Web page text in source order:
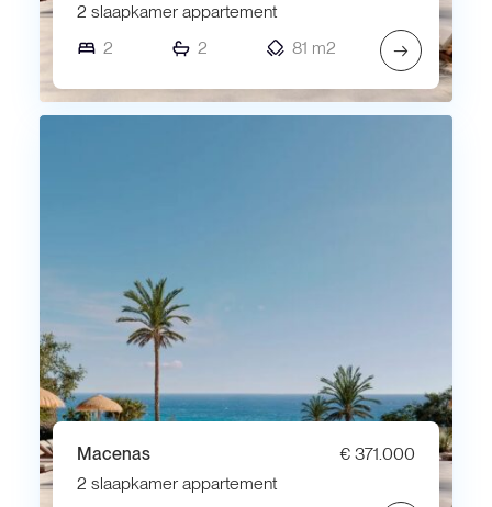
2 slaapkamer appartement
2
2 81 m2 →
Macenas
€ 371.000
2 slaapkamer appartement